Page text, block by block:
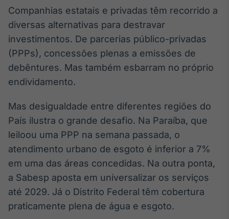
e Conteúdos
Broadcast
OTC
Plataforma para
negociação de
Broadcast
Datafeed
APIs para
integração de
conteúdos e
dados
Broadcast
Cotações e
Companhias estatais e privadas têm recorrido a
diversas alternativas para destravar
investimentos. De parcerias público-privadas
(PPPs), concessões plenas a emissões de
debêntures. Mas também esbarram no próprio
endividamento.
Mas desigualdade entre diferentes regiões do
País ilustra o grande desafio. Na Paraíba, que
leiloou uma PPP na semana passada, o
atendimento urbano de esgoto é inferior a 7%
em uma das áreas concedidas. Na outra ponta,
a Sabesp aposta em universalizar os serviços
até 2029. Já o Distrito Federal têm cobertura
praticamente plena de água e esgoto.